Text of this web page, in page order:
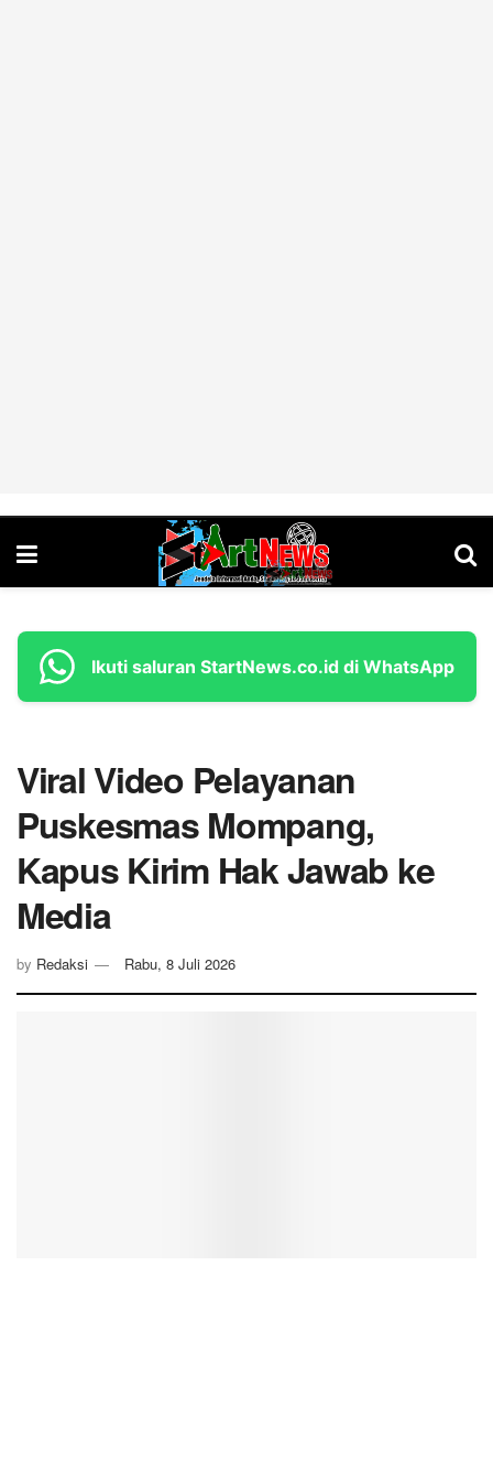
Ikuti saluran StartNews.co.id di WhatsApp
Viral Video Pelayanan
Puskesmas Mompang,
Kapus Kirim Hak Jawab ke
Media
by Redaksi Rabu, 8 Juli 2026